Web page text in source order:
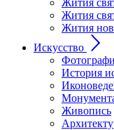
Жития
Жития
Жития
Искусство
История
Живопись